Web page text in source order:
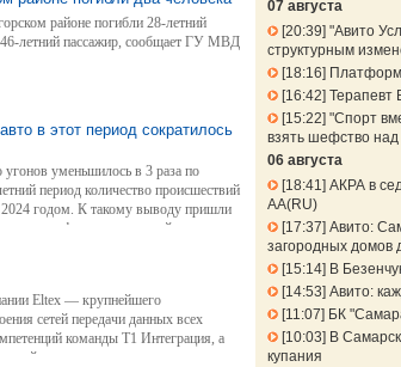
районе погибли 28-летний
46-летний пассажир, сообщает ГУ МВД
в этот период сократилось
уменьшилось в 3 раза по
период количество происшествий
2024 годом. К такому выводу пришли
география преступлений — если в
и Санкт-Петербурге. Причем в
автопарки.
Eltex — крупнейшего
сетей передачи данных всех
команды Т1 Интеграция, а
07 августа
20:39 "Авито
структурным
18:16
16:42 Терапевт
15:22 "Спорт
взять шефство
06 августа
18:41 АКРА в
АА(RU)
17:37 Авито:
загородных домов
15:14 В
14:53 Авито:
11:07
БК
10:03
В
купания